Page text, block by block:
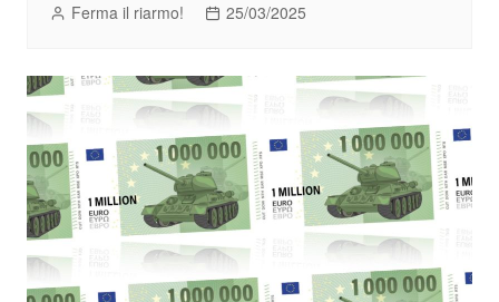
Ferma il riarmo! 25/03/2025